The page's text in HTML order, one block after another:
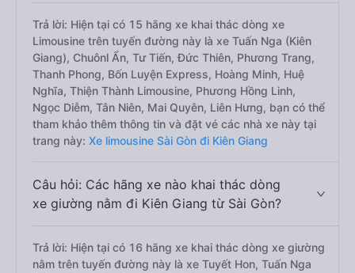
Trả lời: Hiện tại có 15 hãng xe khai thác dòng xe
Limousine trên tuyến đường này là xe Tuấn Nga (Kiên
Giang), Chuônl Ẩn, Tư Tiến, Đức Thiên, Phương Trang,
Thanh Phong, Bốn Luyện Express, Hoàng Minh, Huệ
Nghĩa, Thiện Thành Limousine, Phương Hồng Linh,
Ngọc Diễm, Tân Niên, Mai Quyên, Liên Hưng, bạn có thể
tham khảo thêm thông tin và đặt vé các nhà xe này tại
trang này: Xe limousine Sài Gòn đi Kiên Giang
Câu hỏi: Các hãng xe nào khai thác dòng
xe giường nằm đi Kiên Giang từ Sài Gòn?
Trả lời: Hiện tại có 16 hãng xe khai thác dòng xe giường
nằm trên tuyến đường này là xe Tuyết Hon, Tuấn Nga